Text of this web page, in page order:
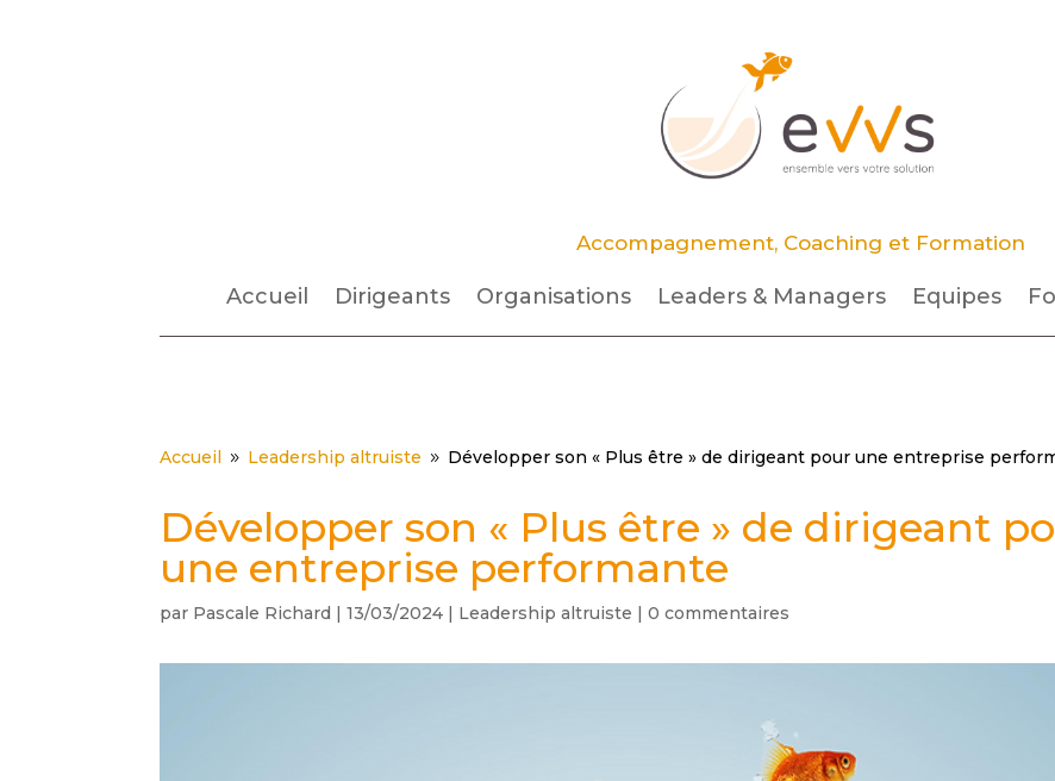
Accompagnement, Coaching et Formation
Accueil Dirigeants Organisations Leaders & Managers Equipes
Accueil 9 Leadership altruiste 9 Développer son « Plus être » de dirigeant pour une entreprise
Développer son « Plus être » de dirigeant
une entreprise performante
par Pascale Richard |13/03/2024 | Leadership altruiste |0 commentaires